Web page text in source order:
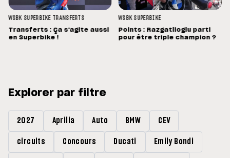
WSBK SUPERBIKE
TRANSFERTS
Transferts : Ça s'agite aussi
en Superbike !
WSBK SUPERBIKE
Points : Razgatlioglu parti
pour être triple champion ?
Explorer par filtre
2027 Aprilia Auto BMW CEV
circuits Concours Ducati Emily Bondi